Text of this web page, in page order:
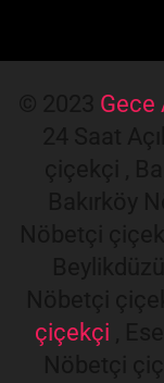
Gece
çiçekçi